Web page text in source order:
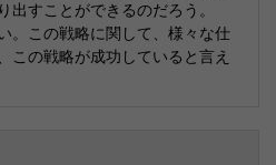
出すことができるのだろう。
。この戦略に関して、様々な仕
この戦略が成功していると言え